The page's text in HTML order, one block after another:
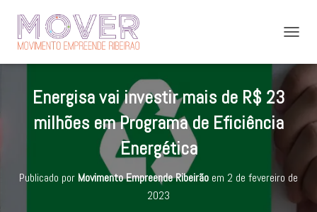
T
V
G
Energisa vai investir mais de R$ 23
milhões em Programa de Eficiência
Energética
Publicado por Movimento Empreende Ribeirão em 2 de fevereiro de
2023